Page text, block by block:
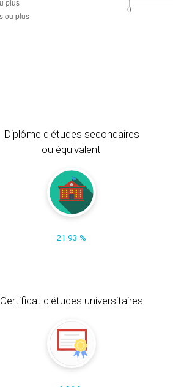
Diplôme d'études secondaires
ou équivalent
21.93 %
Certificat d'études universitaires